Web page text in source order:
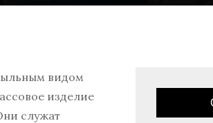
видом
изделие
служат